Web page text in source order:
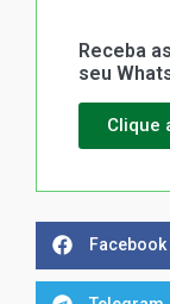
Receba
seu
Clique
Facebook